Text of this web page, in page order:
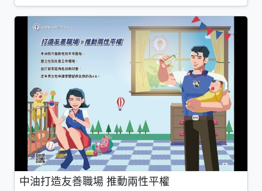
中油打造友善職場 推動兩性平權